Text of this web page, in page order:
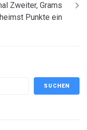
Zweiter, Grams
Punkte ein
SUCHEN